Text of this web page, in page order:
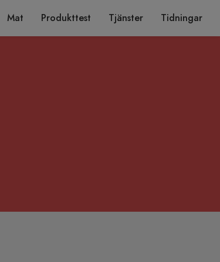
Mat Produkttest Tjänster Tidningar